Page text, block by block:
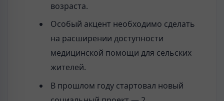
возраста.
Особый акцент необходимо сделать
на расширении доступности
медицинской помощи для сельских
жителей.
В прошлом году стартовал новый